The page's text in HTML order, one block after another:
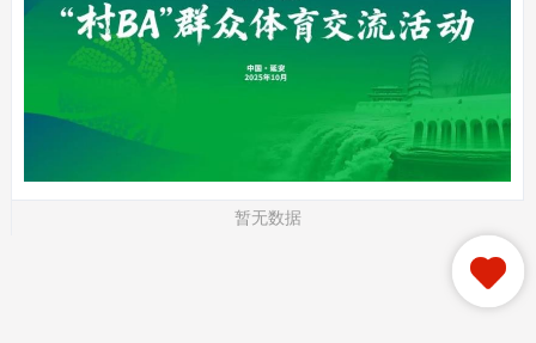
暂无数据